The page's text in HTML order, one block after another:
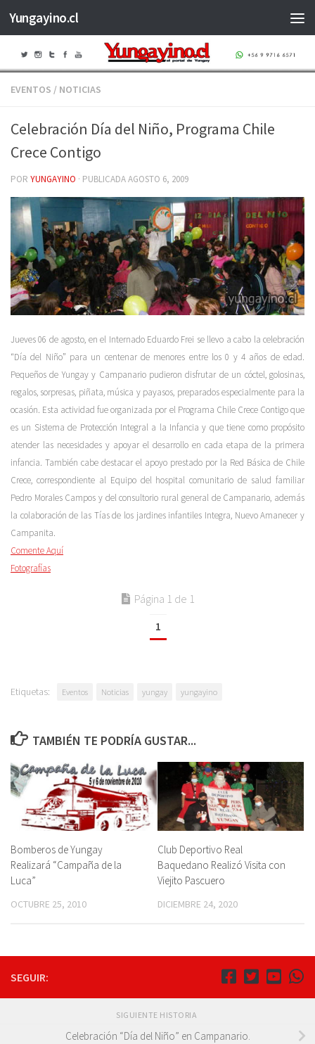
Saltar al contenido
Yungayino.cl
EVENTOS / NOTICIAS
Celebración Día del Niño, Programa Chile
Crece Contigo
POR YUNGAYINO · PUBLICADAAGOSTO 6, 2009
Jueves 06 de agosto, en el Internado Eduardo Frei se llevo a cabo la celebración
“Día del Niño” para un centenar de menores entre los 0 y 4 años de edad.
Pequeños de Yungay y Campanario pudieron disfrutar de un cóctel, golosinas,
regalos, sorpresas, piñata, música y payasos, preparados especialmente para la
ocasión. Esta actividad fue organizada por el Programa Chile Crece Contigo que
es un Sistema de Protección Integral a la Infancia y que tiene como propósito
atender las necesidades y apoyar el desarrollo en cada etapa de la primera
infancia. También cabe destacar el apoyo prestado por la Red Básica de Chile
Crece, correspondiente al Equipo del hospital comunitario de salud familiar
Pedro Morales Campos y del consultorio rural general de Campanario, además
la colaboración de las Tías de los jardines infantiles Integra, Nuevo Amanecer y
Campanita.
Comente Aquí
Fotografías
Página 1 de 1
1
Etiquetas: Eventos Noticias yungay yungayino
TAMBIÉN TE PODRÍA GUSTAR...
Bomberos de Yungay
Realizará “Campaña de la
Luca”
OCTUBRE 25, 2010
Club Deportivo Real
Baquedano Realizó Visita con
Viejito Pascuero
DICIEMBRE 24, 2020
SEGUIR:
SIGUIENTE HISTORIA
Celebración “Día del Niño” en Campanario.